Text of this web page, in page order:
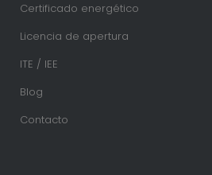
Certificado energético
Licencia de apertura
ITE / IEE
Blog
Contacto